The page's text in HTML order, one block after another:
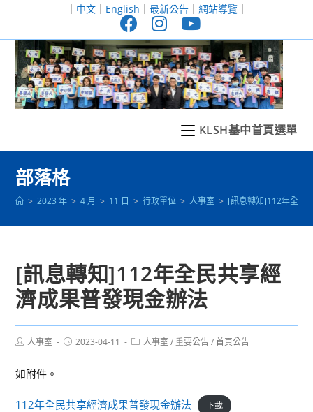
至
｜ 中文｜ English ｜ 最新公告｜ 網站導覽｜
KLSH基中首頁選單
部落格
> 2023 年 > 4 月 > 11 日 > 行政單位 > 人事室 > [訊息轉知]112年全民
[訊息轉知]112年全民共享經
濟成果普發現金辦法
Post人事室
Post2023-04-11
Post人事室 / 重要公告 / 首頁公告
如附件。
112年全民共享經濟成果普發現金辦法 下載